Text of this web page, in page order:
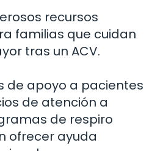
recursos
familias que cuidan
tras un ACV.
de apoyo a pacientes
de atención a
de respiro
ofrecer ayuda